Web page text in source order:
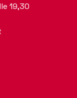
19,30